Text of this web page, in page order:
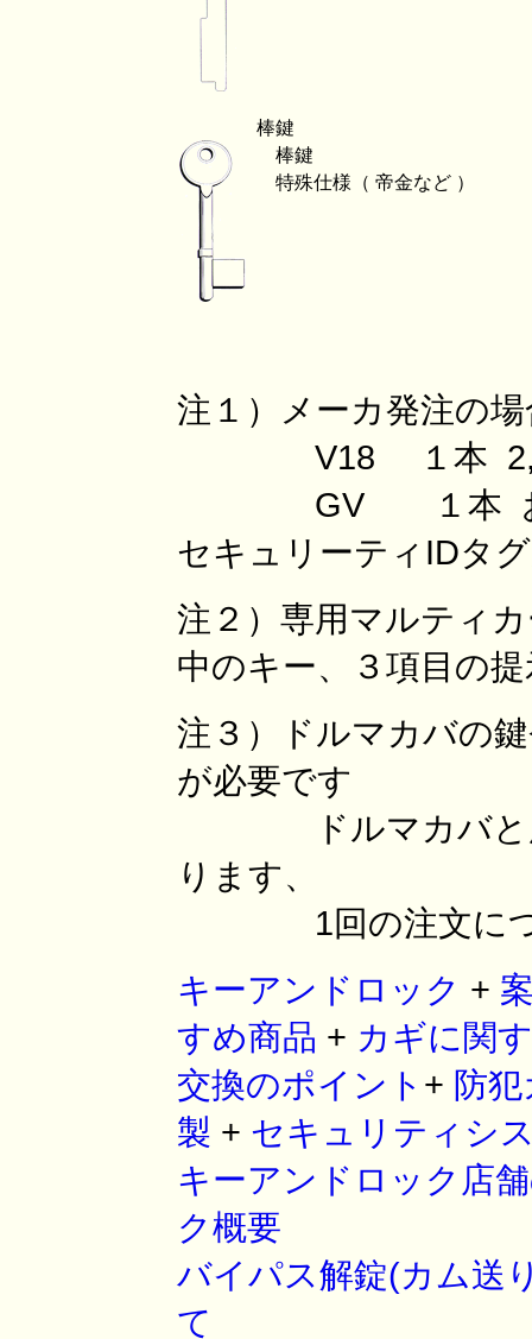
棒鍵
棒鍵
特殊仕様（ 帝金など ）
注１）
メーカ発注の
V18 １本
GV １本 お見
セキュリーティID
注２） 専用マルティ
中のキー、３項目の
注３）
ドルマカバの
が必要です
ドルマカバと所
ります、
1回の注文につき
キーアンドロック +
すめ商品 + カギに関
交換のポイント + 防
製 + セキュリティシ
キーアンドロック店
ク概要
バイパス解錠(カム送
て